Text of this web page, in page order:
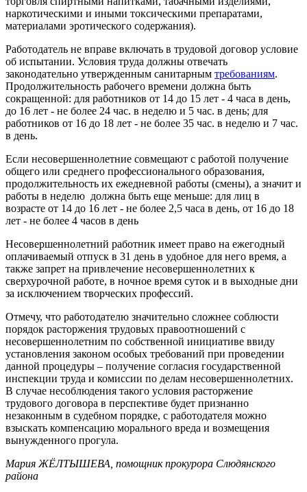
наркотическими и иными токсическими препаратами,
материалами эротического содержания).
Работодатель не вправе включать в трудовой договор условие
об испытании. Условия труда должны отвечать
законодательно утвержденным санитарным требованиям.
Продолжительность рабочего времени должна быть
сокращенной: для работников от 14 до 15 лет - 4 часа в день,
до 16 лет - не более 24 час. в неделю и 5 час. в день; для
работников от 16 до 18 лет - не более 35 час. в неделю и 7 час.
в день.
Если несовершеннолетние совмещают с работой получение
общего или среднего профессионального образования,
продолжительность их ежедневной работы (смены), а значит и
работы в неделю должна быть еще меньше: для лиц в
возрасте от 14 до 16 лет - не более 2,5 часа в день, от 16 до 18
лет - не более 4 часов в день
Несовершеннолетний работник имеет право на ежегодный
оплачиваемый отпуск в 31 день в удобное для него время, а
также запрет на привлечение несовершеннолетних к
сверхурочной работе, в ночное время суток и в выходные дни
за исключением творческих профессий.
Отмечу, что работодателю значительно сложнее соблюсти
порядок расторжения трудовых правоотношений с
несовершеннолетним по собственной инициативе ввиду
установления законом особых требований при проведении
данной процедуры – получение согласия государственной
инспекции труда и комиссии по делам несовершеннолетних.
В случае несоблюдения такого условия расторжение
трудового договора в перспективе будет признанно
незаконным в судебном порядке, с работодателя можно
взыскать компенсацию морального вреда и возмещения
вынужденного прогула.
Мария ЖЁЛТЫШЕВА, помощник прокурора Слюдянского
района